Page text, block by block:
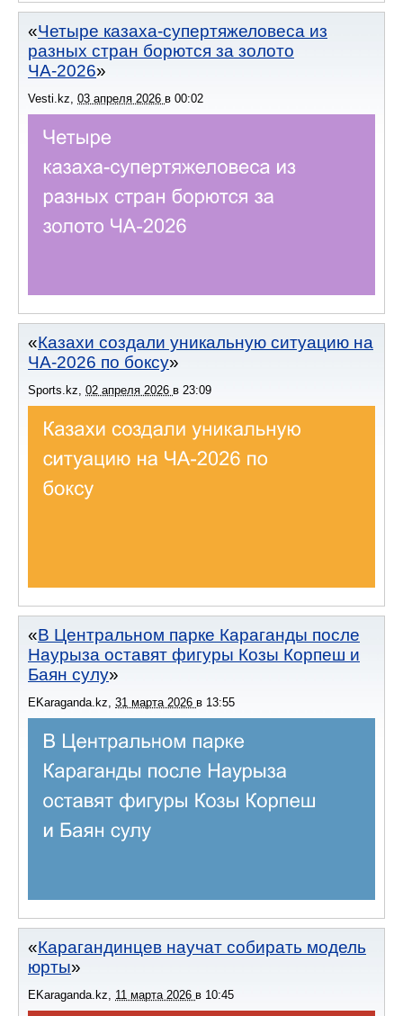
Четыре казаха-супертяжеловеса из
разных стран борются за золото
ЧА-2026
Vesti.kz 03 апреля 2026 в 00:02
Казахи создали уникальную ситуацию на
ЧА-2026 по боксу
Sports.kz, 02 апреля 2026 в 23:09
В Центральном парке Караганды после
Наурыза оставят фигуры Козы Корпеш и
Баян сулу
EKaraganda.kz, 31 марта 2026 в 13:55
Карагандинцев научат собирать модель
юрты
EKaraganda.kz 11 марта 2026 в 10:45